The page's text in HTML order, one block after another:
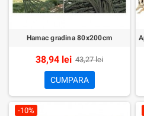
Hamac gradina 80x200cm
38,94 lei 43,27 lei
CUMPARA
-10%